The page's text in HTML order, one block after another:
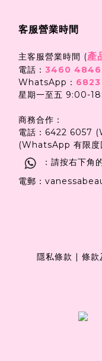
客服營業時間
主客服營業時間 (產
電話： 3460 4846
WhatsApp：
星期一至五 9:00-
商務合作：
電話：6422 6057
(WhatsApp 有限度
：請按右下角
電郵：
隱私條款 | 條款